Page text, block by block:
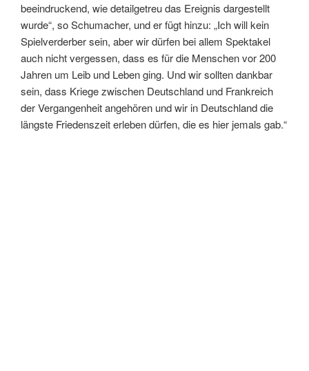
beeindruckend, wie detailgetreu das Ereignis dargestellt
wurde“, so Schumacher, und er fügt hinzu: „Ich will kein
Spielverderber sein, aber wir dürfen bei allem Spektakel
auch nicht vergessen, dass es für die Menschen vor 200
Jahren um Leib und Leben ging. Und wir sollten dankbar
sein, dass Kriege zwischen Deutschland und Frankreich
der Vergangenheit angehören und wir in Deutschland die
längste Friedenszeit erleben dürfen, die es hier jemals gab.“